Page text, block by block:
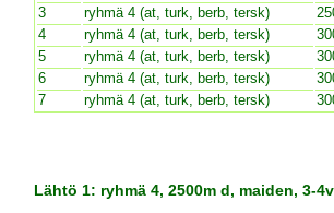
3
ryhmä 4 (at, turk, berb, tersk)
4
ryhmä 4 (at, turk, berb, tersk)
5
ryhmä 4 (at, turk, berb, tersk)
6
ryhmä 4 (at, turk, berb, tersk)
7
ryhmä 4 (at, turk, berb, tersk)
Lähtö 1: ryhmä 4, 2500m d, maiden, 3-